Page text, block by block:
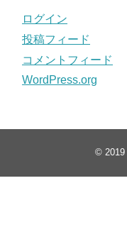
ログイン
投稿フィード
コメントフィード
WordPress.org
© 2019